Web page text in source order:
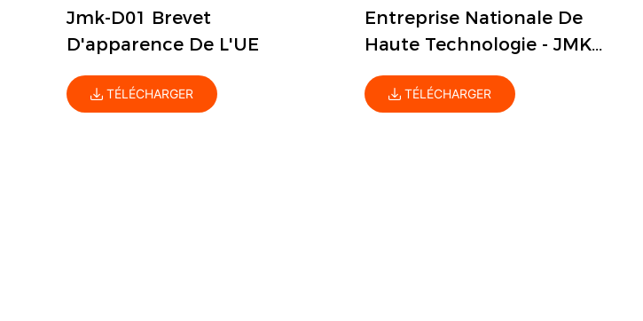
Jmk-D01 Brevet
D'apparence De L'UE
TÉLÉCHARGER
Entreprise Nationale De
Haute Technologie - JMK
Smart
TÉLÉCHARGER